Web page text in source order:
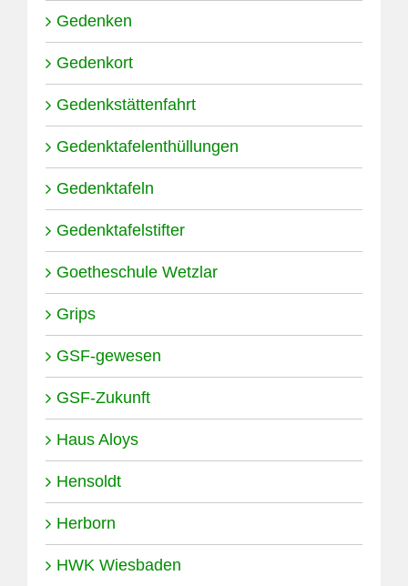
Gedenken
Gedenkort
Gedenkstättenfahrt
Gedenktafelenthüllungen
Gedenktafeln
Gedenktafelstifter
Goetheschule Wetzlar
Grips
GSF-gewesen
GSF-Zukunft
Haus Aloys
Hensoldt
Herborn
HWK Wiesbaden